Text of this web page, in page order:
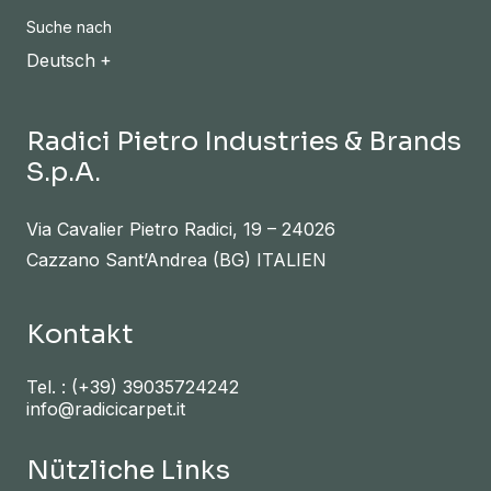
Suche nach
Deutsch
Radici Pietro Industries & Brands
S.p.A.
Via Cavalier Pietro Radici, 19 – 24026
Cazzano Sant’Andrea (BG) ITALIEN
Kontakt
Tel. : (+39) 39035724242
info@radicicarpet.it
Nützliche Links